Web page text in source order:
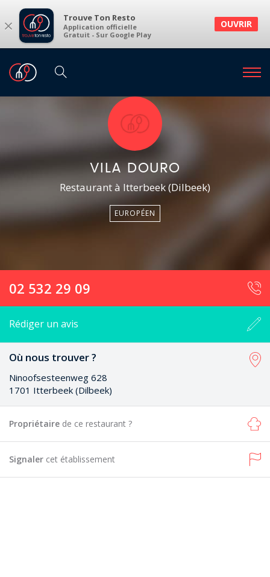
× Trouve Ton Resto
Application officielle
Gratuit - Sur Google Play
OUVRIR
VILA DOURO
Restaurant à Itterbeek (Dilbeek)
EUROPÉEN
02 532 29 09
Rédiger un avis
Où nous trouver ?
Ninoofsesteenweg 628
1701 Itterbeek (Dilbeek)
Propriétaire de ce restaurant ?
Signaler cet établissement